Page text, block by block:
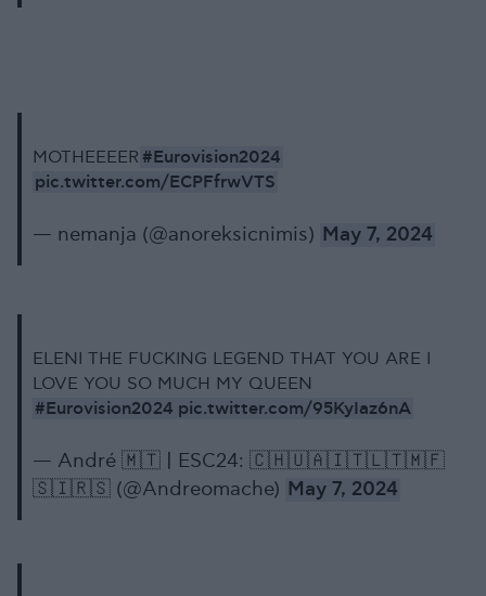
MOTHEEEER #Eurovision2024
pic.twitter.com/ECPFfrwVTS
— nemanja (@anoreksicnimis) May 7, 2024
ELENI THE FUCKING LEGEND THAT YOU ARE I
LOVE YOU SO MUCH MY QUEEN
#Eurovision2024 pic.twitter.com/95KyIaz6nA
— André 🇲🇹 | ESC24: 🇨🇭🇺🇦🇮🇹🇱🇹🇲🇫
🇸🇮🇷🇸 (@Andreomache) May 7, 2024